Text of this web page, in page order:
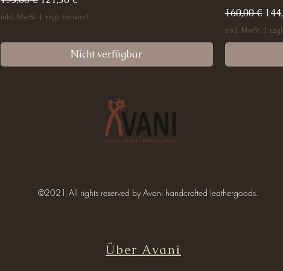
inkl. MwSt. | zzgl. Versand
Nicht verfügbar
160,00 €
inkl. MwSt. |
©2021 All rights reserved by Avani handcrafted leathergoods.
Über Avani